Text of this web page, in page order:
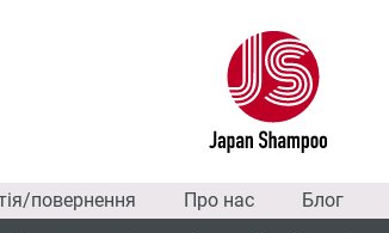
повернення Про нас Блог